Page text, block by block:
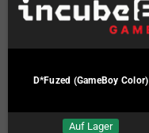
D*Fuzed (GameBoy Color)
Auf Lager